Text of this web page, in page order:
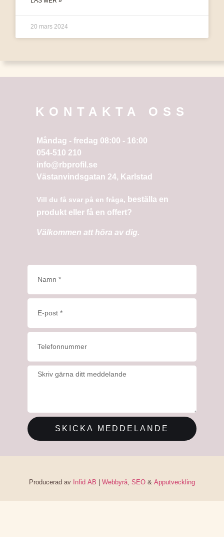
20 mars 2024
KONTAKTA OSS
Måndag - fredag 08:00 - 16:00
054-510 210
info@rbprofil.se
Västanvindsgatan 24, Karlstad
Vill du få svar på en fråga, beställa en
produkt eller få en offert?
Välkommen att höra av dig.
SKICKA MEDDELANDE
Producerad av Infid AB Webbyrå, SEO & Apputveckling